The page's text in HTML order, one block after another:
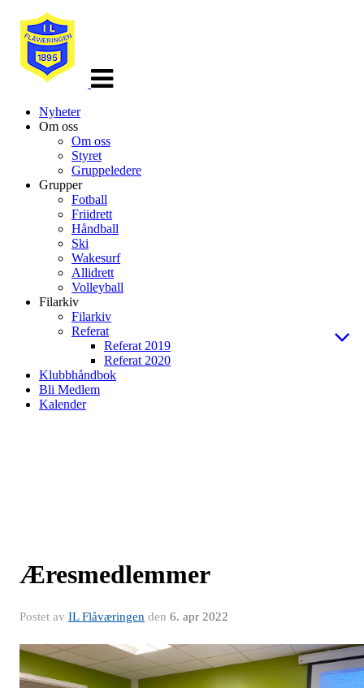
Nyheter
Om oss
Om oss
Styret
Gruppeledere
Grupper
Fotball
Friidrett
Håndball
Ski
Wakesurf
Allidrett
Volleyball
Filarkiv
Filarkiv
Referat
Referat 2019
Referat 2020
Klubbhåndbok
Bli Medlem
Kalender
Æresmedlemmer
Postet av IL Flåværingen den 6. apr 2022